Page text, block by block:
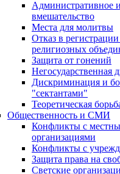
Административное
вмешательство
Места для молитвы
Отказ в
религиозных
Защита от гонений
Негосударственная
Дискриминация и
"сектантами"
Теоретическая
Общественность и СМИ
Конфликты с
организациями
Конфликты с
Защита права на
Светские